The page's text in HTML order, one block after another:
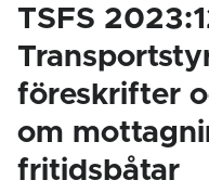
TSFS
föreskrifter
om
fritidsbåtar